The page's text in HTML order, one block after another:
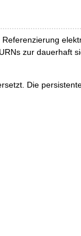
zur dauerhaft
Die